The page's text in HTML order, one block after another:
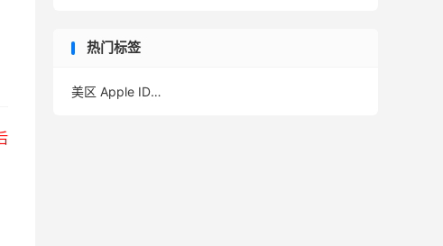
热门标签
美区 Apple ID(389)